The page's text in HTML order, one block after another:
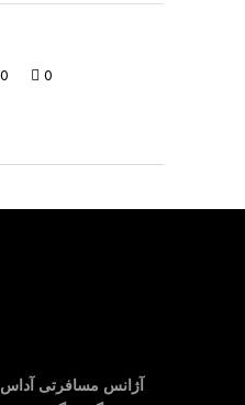
0 0
آژانس مسافرتی آداس